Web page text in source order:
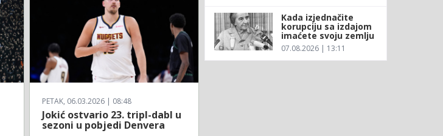
PETAK, 06.03.2026 | 08:48
Jokić ostvario 23. tripl-dabl u
sezoni u pobjedi Denvera
Kada izjednačite
korupciju sa izdajom
imaćete svoju zemlju
07.08.2026 | 13:11